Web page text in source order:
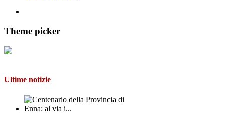
Theme picker
Ultime notizie